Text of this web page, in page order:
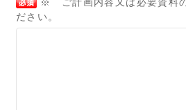
ださい。